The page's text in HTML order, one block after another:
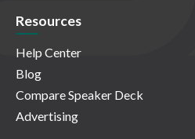
Resources
Help Center
Blog
Compare Speaker Deck
Advertising